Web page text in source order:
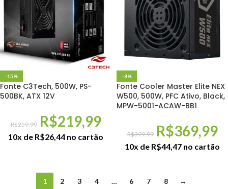
-15%
Fonte C3Tech, 500W, PS-
500BK, ATX 12V
R$259,99 R$219,99
10x de R$26,44 no cartão
-8%
Fonte Cooler Master Elite NEX
W500, 500W, PFC Ativo, Black,
MPW-5001-ACAW-BB1
R$399,99 R$369,99
10x de R$44,47 no cartão
1 2 3 4 … 6 7 8 →